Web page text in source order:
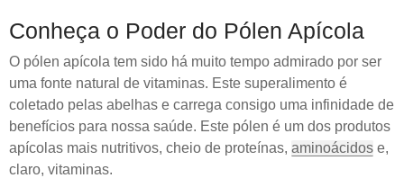
Conheça o Poder do Pólen Apícola
O pólen apícola tem sido há muito tempo admirado por ser
uma fonte natural de vitaminas. Este superalimento é
coletado pelas abelhas e carrega consigo uma infinidade de
benefícios para nossa saúde. Este pólen é um dos produtos
apícolas mais nutritivos, cheio de proteínas, aminoácidos e,
claro, vitaminas.